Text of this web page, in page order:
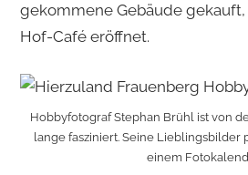
gekommene Gebäude
Hof-Café eröffnet.
Hobbyfotograf Stephan Brühl ist von
lange fasziniert. Seine Lieblingsbilder
einem